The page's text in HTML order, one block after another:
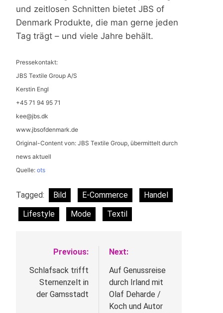
und zeitlosen Schnitten bietet JBS of
Denmark Produkte, die man gerne jeden
Tag trägt – und viele Jahre behält.
Pressekontakt:
JBS Textile Group A/S
Kerstin Engl
+45 71 94 95 71
kee@jbs.dk
www.jbsofdenmark.de
Original-Content von: JBS Textile Group, übermittelt durch
news aktuell
Quelle: ots
Tagged: Bild E-Commerce
Handel
Lifestyle
Mode Textil
Beitragsnavigation
Previous:
Schlafsack trifft
Sternenzelt in
der Gamsstadt
Next:
Auf Genussreise
durch Irland mit
Olaf Deharde /
Koch und Autor